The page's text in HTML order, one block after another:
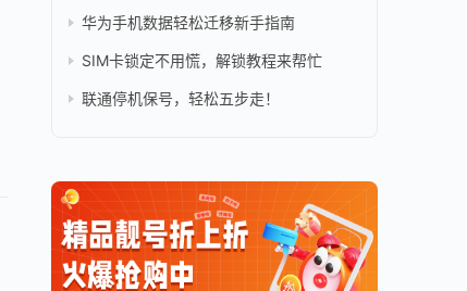
华为手机数据轻松迁移新手指南
SIM卡锁定不用慌，解锁教程来帮忙
联通停机保号，轻松五步走！